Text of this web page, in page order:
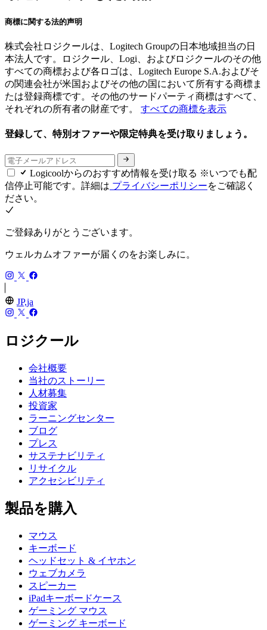
商標に関する法的声明
株式会社ロジクールは、Logitech Groupの日本地域担当の日
本法人です。ロジクール、Logi、およびロジクールのその他
すべての商標および各ロゴは、Logitech Europe S.A.およびそ
の関連会社が米国およびその他の国において所有する商標ま
たは登録商標です。その他のサードパーティ商標はすべて、
それぞれの所有者の財産です。 すべての商標を表示
登録して、特別オファーや限定特典を受け取りましょう。
Logicoolからのおすすめ情報を受け取る ※いつでも配
信停止可能です。詳細は プライバシーポリシーをご確認く
ださい。
ご登録ありがとうございます。
ウェルカムオファーが届くのをお楽しみに。
JP,ja
ロジクール
会社概要
当社のストーリー
人材募集
投資家
ラーニングセンター
ブログ
プレス
サステナビリティ
リサイクル
アクセシビリティ
製品を購入
マウス
キーボード
ヘッドセット & イヤホン
ウェブカメラ
スピーカー
iPadキーボードケース
ゲーミング マウス
ゲーミング キーボード